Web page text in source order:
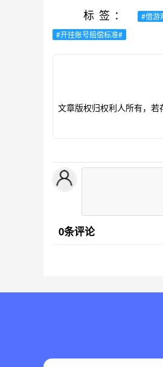
标签： #借游
#开挂账号赔偿标准#
文章版权归权利人所有，若
0条评论